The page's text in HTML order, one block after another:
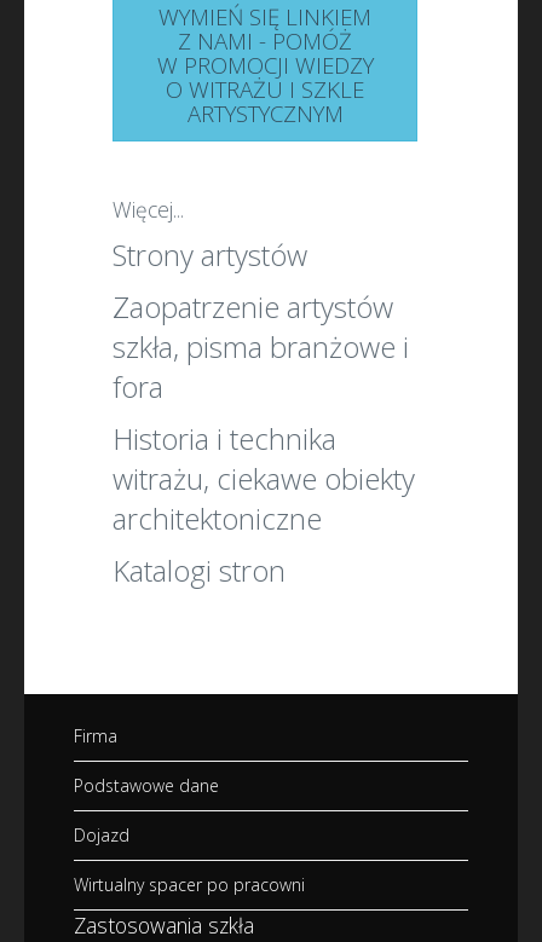
WYMIEŃ SIĘ LINKIEM
Z NAMI - POMÓŻ
W PROMOCJI WIEDZY
O WITRAŻU I SZKLE
ARTYSTYCZNYM
Więcej...
Strony artystów
Zaopatrzenie artystów
szkła, pisma branżowe i
fora
Historia i technika
witrażu, ciekawe obiekty
architektoniczne
Katalogi stron
Firma
Podstawowe dane
Dojazd
Wirtualny spacer po pracowni
Zastosowania szkła